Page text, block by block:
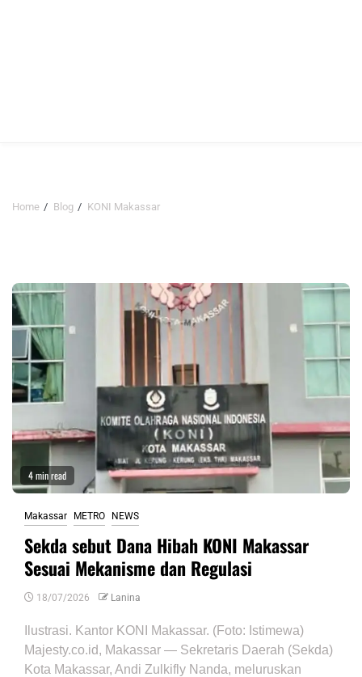
Home Blog KONI Makassar
4 min read
Makassar METRO NEWS
Sekda sebut Dana Hibah KONI Makassar
Sesuai Mekanisme dan Regulasi
18/07/2026 Lanina
Ilustrasi. Kantor KONI Makassar. (Foto: Istimewa)
Majesty.co.id, Makassar — Sekretaris Daerah (Sekda)
Kota Makassar, Andi Zulkifly Nanda, meluruskan